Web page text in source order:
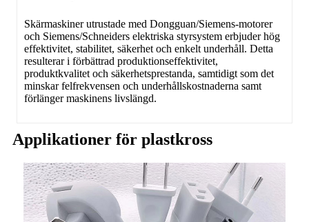
Skärmaskiner utrustade med Dongguan/Siemens-motorer
och Siemens/Schneiders elektriska styrsystem erbjuder hög
effektivitet, stabilitet, säkerhet och enkelt underhåll. Detta
resulterar i förbättrad produktionseffektivitet,
produktkvalitet och säkerhetsprestanda, samtidigt som det
minskar felfrekvensen och underhållskostnaderna samt
förlänger maskinens livslängd.
Applikationer för plastkross